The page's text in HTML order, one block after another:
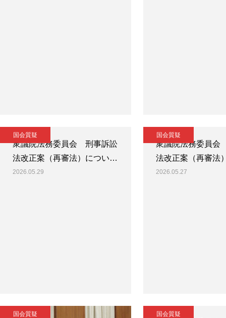
国会質疑
衆議院法務委員会 刑事訴訟
法改正案（再審法）につい…
2026.05.29
国会質疑
衆議院法務委員
法改正案（再審法
2026.05.27
国会質疑 国会質疑